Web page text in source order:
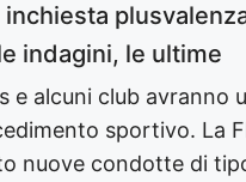
indagini, le ultime
e alcuni club avranno
sportivo. La
nuove condotte di